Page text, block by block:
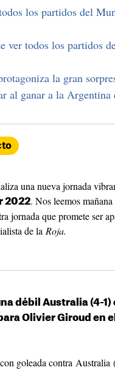
los partidos del
ver todos los partidos
la gran
al ganar a la Argentina
una nueva jornada
2022. Nos leemos
jornada que promete ser
de la Roja.
débil Australia (4-1)
Olivier Giroud en
goleada contra Australia